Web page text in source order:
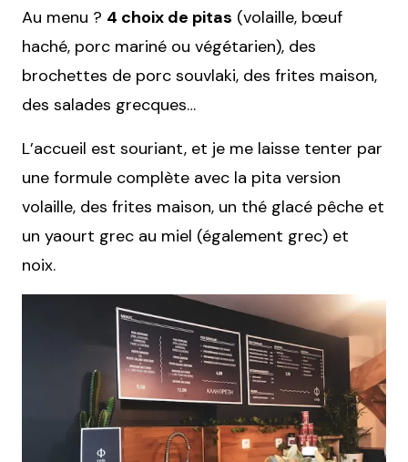
Au menu ? 4 choix de pitas (volaille, bœuf
haché, porc mariné ou végétarien), des
brochettes de porc souvlaki, des frites maison,
des salades grecques…
L’accueil est souriant, et je me laisse tenter par
une formule complète avec la pita version
volaille, des frites maison, un thé glacé pêche et
un yaourt grec au miel (également grec) et
noix.